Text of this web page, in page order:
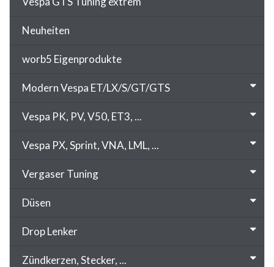
Neuheiten
worb5 Eigenprodukte
Modern Vespa ET/LX/S/GT/GTS
Vespa PK, PV, V50, ET3, ...
Vespa PX, Sprint, VNA, LML, ...
Vergaser Tuning
Düsen
Drop Lenker
Zündkerzen, Stecker, ...